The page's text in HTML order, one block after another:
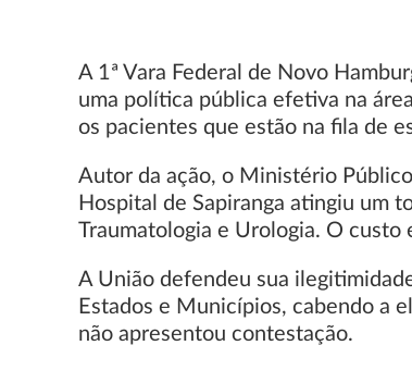
A 1ª Vara Federal de Novo
uma política pública efetiva na
os pacientes que estão na fila de
Autor da ação, o Ministério
Hospital de Sapiranga atingiu um
Traumatologia e Urologia. O
A União defendeu sua
Estados e Municípios, cabendo a
não apresentou contestação.